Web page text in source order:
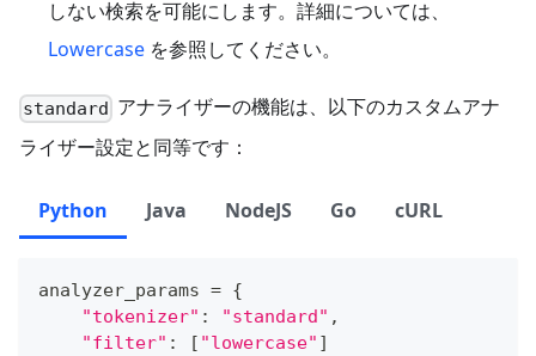
しない検索を可能にします。詳細については、
Lowercase を参照してください。
standard アナライザーの機能は、以下のカスタムアナ
ライザー設定と同等です：
Python Java NodeJS Go cURL
analyzer_params = {
"tokenizer" : "standard" ,
"filter" : [ "lowercase" ]